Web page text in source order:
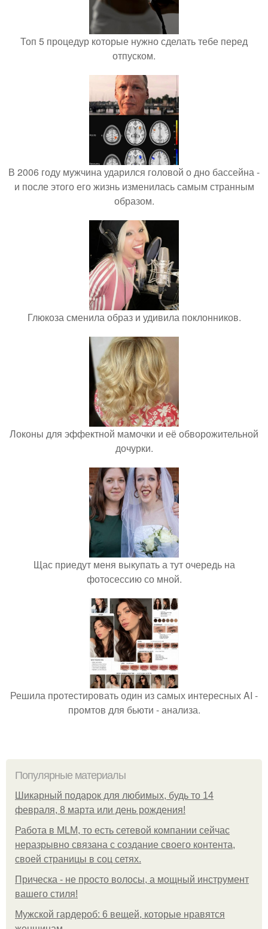
Топ 5 процедур которые нужно сделать тебе перед
отпуском.
В 2006 году мужчина ударился головой о дно бассейна -
и после этого его жизнь изменилась самым странным
образом.
Глюкоза сменила образ и удивила поклонников.
Локоны для эффектной мамочки и её обворожительной
дочурки.
Щас приедут меня выкупать а тут очередь на
фотосессию со мной.
Решила протестировать один из самых интересных AI -
промтов для бьюти - анализа.
Популярные материалы
Шикарный подарок для любимых, будь то 14
февраля, 8 марта или день рождения!
Работа в MLM, то есть сетевой компании сейчас
неразрывно связана с создание своего контента,
своей страницы в соц сетях.
Прическа - не просто волосы, а мощный инструмент
вашего стиля!
Мужской гардероб: 6 вещей, которые нравятся